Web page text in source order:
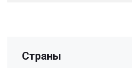
Страны